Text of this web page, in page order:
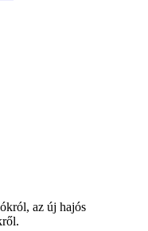
az új hajós